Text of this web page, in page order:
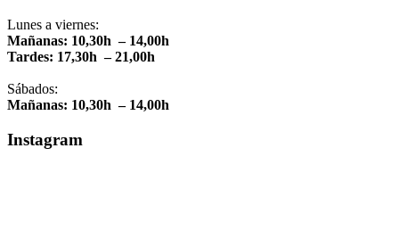
Lunes a viernes:
Mañanas: 10,30h – 14,00h
Tardes: 17,30h – 21,00h
Sábados:
Mañanas: 10,30h – 14,00h
Instagram